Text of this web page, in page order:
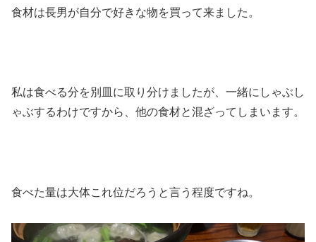
食材は長男が自分で好きな物を買って来ました。
私は食べる分を別皿に取り分けましたが、一緒にしゃぶし
ゃぶするわけですから、他の食材と混ざってしまいます。
食べた量は大体これ位だろうと言う程度ですね。